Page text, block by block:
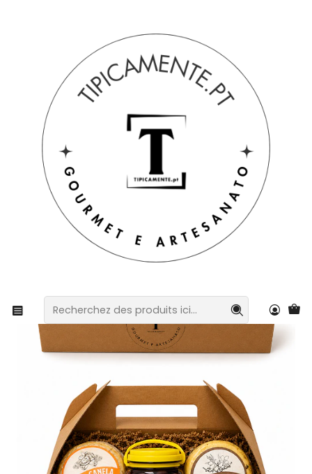
Boissons et gastronomie Fromages et saucisses
Panier spécial : 4 fromages et olives